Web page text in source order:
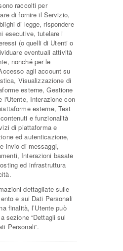
raccolti per
di fornire il Servizio,
di legge, rispondere
esecutive, tutelare i
(o quelli di Utenti o
eventuali attività
nonché per le
agli account su
Visualizzazione di
esterne, Gestione
l'Utente, Interazione con
esterne, Test
e funzionalità
di piattaforma e
ed autenticazione,
invio di messaggi,
Interazioni basate
ed infrastruttura
dettagliate sulle
e sui Dati Personali
finalità, l’Utente può
sezione “Dettagli sul
Personali”.